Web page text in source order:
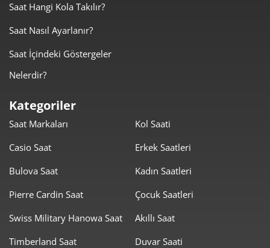
Saat Hangi Kola Takılır?
Saat Nasıl Ayarlanır?
Saat İçindeki Göstergeler
Nelerdir?
Kategoriler
Saat Markaları
Casio Saat
Bulova Saat
Pierre Cardin Saat
Swiss Military Hanowa Saat
Timberland Saat
Kol Saati
Erkek Saatleri
Kadın Saatleri
Çocuk Saatleri
Akıllı Saat
Duvar Saati